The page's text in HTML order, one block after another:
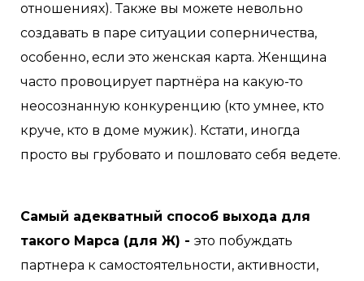
отношениях). Также вы можете невольно
создавать в паре ситуации соперничества,
особенно, если это женская карта. Женщина
часто провоцирует партнёра на какую-то
неосознанную конкуренцию (кто умнее, кто
круче, кто в доме мужик). Кстати, иногда
просто вы грубовато и пошловато себя ведете.
Самый адекватный способ выхода для
такого Марса (для Ж) - это побуждать
партнера к самостоятельности, активности,